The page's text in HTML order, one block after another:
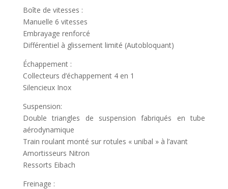
Boîte de vitesses :
Manuelle 6 vitesses
Embrayage renforcé
Différentiel à glissement limité (Autobloquant)
Échappement :
Collecteurs d’échappement 4 en 1
Silencieux Inox
Suspension:
Double triangles de suspension fabriqués en tube
aérodynamique
Train roulant monté sur rotules « unibal » à l’avant
Amortisseurs Nitron
Ressorts Eibach
Freinage :